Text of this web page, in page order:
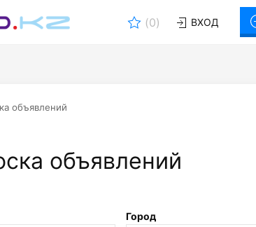
(0) ВХОД
объявлений
объявлений
Город